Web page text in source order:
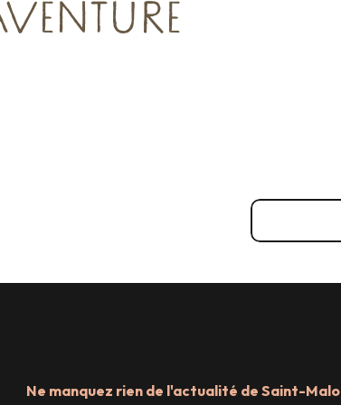
Ne manquez rien de l'actualité de Saint-Malo